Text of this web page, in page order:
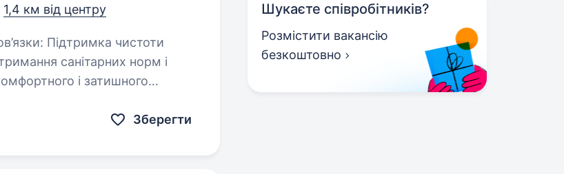
1,4 км від центру
Зберегти
Шукаєте співробітників?
Розмістити вакансію
безкоштовно